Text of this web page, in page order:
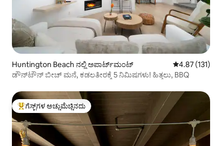
Huntington Beach ನಲ್ಲಿ ಅಪಾರ್ಟ್‌ಮಂಟ್ 5 ರಲ್ಲಿ 4.87
4.87 (131)
ಡೌನ್‌ಟೌನ್ ಬೀಚ್ ಮನೆ, ಕಡಲತೀರಕ್ಕೆ 5 ನಿಮಿಷಗಳು! ಹಿತ್ತಲು, BBQ
ಗೆಸ್ಟ್‌ಗಳಿಗೆ ಅತಿ ಹೆಚ್ಚು ಅಚ್ಚುಮೆಚ್ಚಿನದು
ಗೆಸ್ಟ್‌ಗಳ ಅಚ್ಚುಮೆಚ್ಚಿನದು